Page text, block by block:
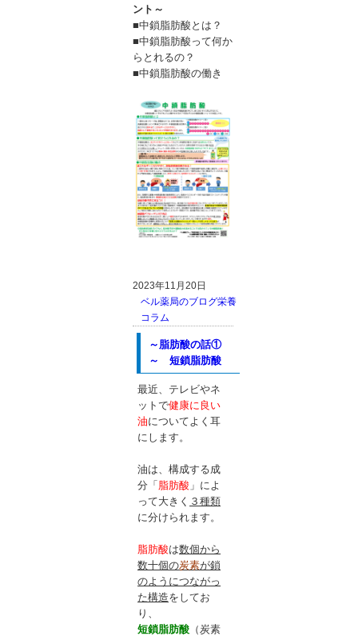
ント～
■中鎖脂肪酸とは？
■中鎖脂肪酸って何か
らとれるの？
■中鎖脂肪酸の働き
2023年11月20日
ベル薬局のブログ栄養
コラム
～脂肪酸の話①
～ 短鎖脂肪酸
最近、テレビやネ
ットで健康に良い
油についてよく耳
にします。
油は、構成する成
分「 脂肪酸 」によ
って大きく ３種類
に分けられます。
脂肪酸は数個から
数十個の炭素が鎖
のようにつながっ
た構造をしてお
り、
短鎖脂肪酸 （炭素